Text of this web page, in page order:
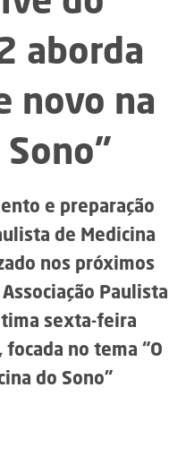
aborda
novo na
e preparação
de Medicina
nos próximos
Paulista
sexta-feira
no tema “O
do Sono”